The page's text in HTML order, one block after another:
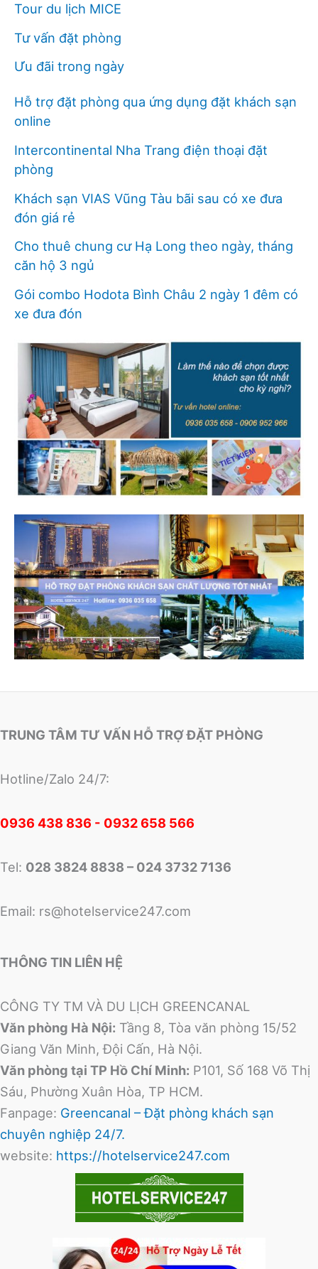
Tour du lịch MICE
Tư vấn đặt phòng
Ưu đãi trong ngày
Hỗ trợ đặt phòng qua ứng dụng đặt khách sạn
online
Intercontinental Nha Trang điện thoại đặt
phòng
Khách sạn VIAS Vũng Tàu bãi sau có xe đưa
đón giá rẻ
Cho thuê chung cư Hạ Long theo ngày, tháng
căn hộ 3 ngủ
Gói combo Hodota Bình Châu 2 ngày 1 đêm có
xe đưa đón
TRUNG TÂM TƯ VẤN HỖ TRỢ ĐẶT PHÒNG
Hotline/Zalo 24/7:
0936 438 836 - 0932 658 566
Tel: 028 3824 8838 – 024 3732 7136
Email: rs@hotelservice247.com
THÔNG TIN LIÊN HỆ
CÔNG TY TM VÀ DU LỊCH GREENCANAL
Văn phòng Hà Nội: Tầng 8, Tòa văn phòng 15/52
Giang Văn Minh, Đội Cấn, Hà Nội.
Văn phòng tại TP Hồ Chí Minh: P101, Số 168 Võ Thị
Sáu, Phường Xuân Hòa, TP HCM.
Fanpage: Greencanal – Đặt phòng khách sạn
chuyên nghiệp 24/7.
website: https://hotelservice247.com